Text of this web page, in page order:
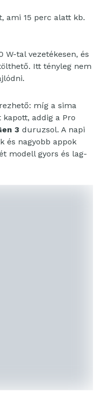
ami 15 perc alatt kb.
W-tal vezetékesen, és
Itt tényleg nem
míg a sima
kapott, addig a Pro
3 duruzsol. A napi
és nagyobb appok
modell gyors és lag-